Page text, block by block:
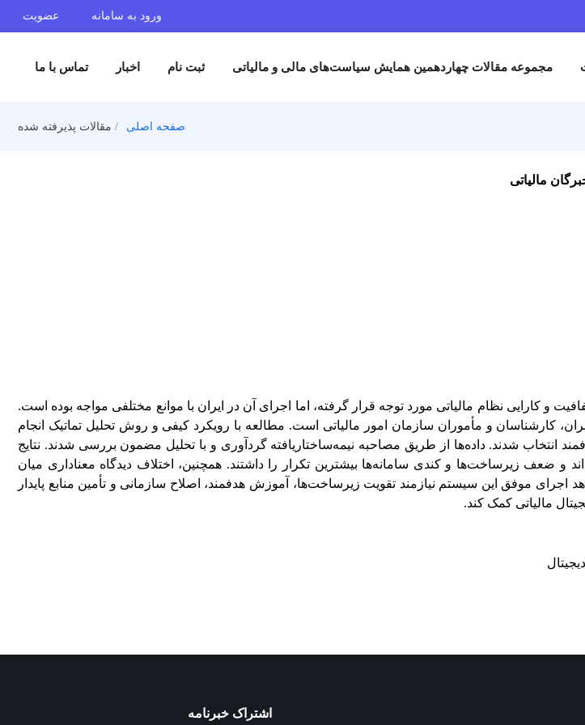
ورود به سامانه عضویت
مجموعه مقالات چهاردهمین همایش سیاست‌های مالی و مالیاتی ثبت نام اخبار تماس با ما
صفحه اصلی مقالات پذیرفته شده
مالیاتی
و کارایی نظام مالیاتی مورد توجه قرار گرفته، اما اجرای آن در ایران با موانع مختلفی مواجه بوده است.
کارشناسان و مأموران سازمان امور مالیاتی است. مطالعه با رویکرد کیفی و روش تحلیل تماتیک انجام
سال تجربه، به‌صورت هدفمند انتخاب شدند. داده‌ها از طریق مصاحبه نیمه‌ساختاریافته گردآوری و با تحلیل مضمون بررسی شدند. نتایج
و ضعف زیرساخت‌ها و کندی سامانه‌ها بیشترین تکرار را داشتند. همچنین، اختلاف دیدگاه معناداری میان
موفق این سیستم نیازمند تقویت زیرساخت‌ها، آموزش هدفمند، اصلاح سازمانی و تأمین منابع پایدار
مالیاتی کمک کند.
اشتراک خبرنامه